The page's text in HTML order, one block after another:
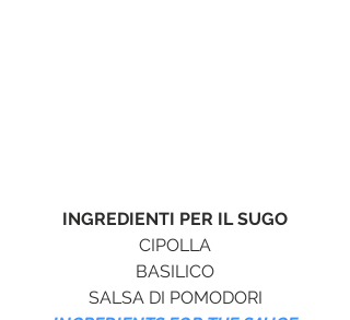
INGREDIENTI PER IL SUGO
CIPOLLA
BASILICO
SALSA DI POMODORI